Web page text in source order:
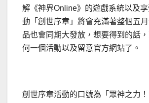
解《神界Online》的遊戲系統以及
動「創世序章」將會充滿著整個五
品也會同期大發放，想要得到的話
何一個活動以及留意官方網站了。
創世序章活動的口號為「眾神之力